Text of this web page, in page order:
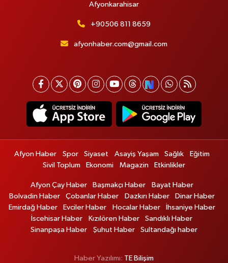
Afyonkarahisar
+90506 811 8659
afyonhaber.com@gmail.com
Afyon Haber Spor Siyaset Asayiş Yaşam Sağlık
Eğitim
Sivil Toplum
Ekonomi Magazin Etkinlikler
Afyon Çay Haber Başmakçı Haber
Bayat Haber
Bolvadin Haber
Çobanlar Haber Dazkırı Haber
Dinar Haber
Emirdağ Haber
Evciler Haber Hocalar Haber
İhsaniye Haber
İscehisar Haber
Kızılören Haber
Sandıklı Haber
Sinanpaşa Haber
Şuhut Haber Sultandağı haber
Haber Yazılımı: TE Bilişim